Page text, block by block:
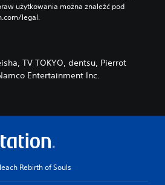
użytkowania można znaleźć pod
legal.
TV TOKYO, dentsu, Pierrot
Entertainment Inc.
Rebirth of Souls